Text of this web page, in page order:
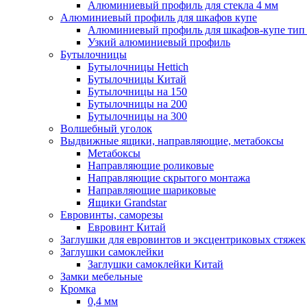
Алюминиевый профиль для стекла 4 мм
Алюминиевый профиль для шкафов купе
Алюминиевый профиль для шкафов-купе
Узкий алюминиевый профиль
Бутылочницы
Бутылочницы Hettich
Бутылочницы Китай
Бутылочницы на 150
Бутылочницы на 200
Бутылочницы на 300
Волшебный уголок
Выдвижные ящики, направляющие, метабоксы
Метабоксы
Направляющие роликовые
Направляющие скрытого монтажа
Направляющие шариковые
Ящики Grandstar
Евровинты, саморезы
Евровинт Китай
Заглушки для евровинтов и эксцентриковых стяжек
Заглушки самоклейки
Заглушки самоклейки Китай
Замки мебельные
Кромка
0,4 мм